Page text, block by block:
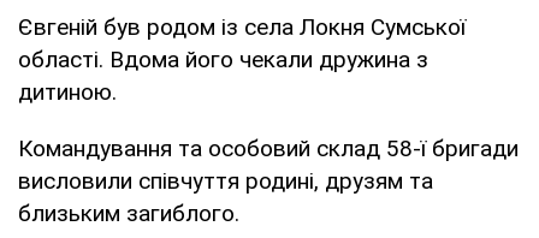
Євгеній був родом із села Локня Сумської
області. Вдома його чекали дружина з
дитиною.
Командування та особовий склад 58-ї бригади
висловили співчуття родині, друзям та
близьким загиблого.